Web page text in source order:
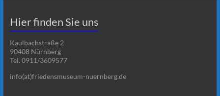
Hier finden Sie uns
Kaulbachstraße 2
90408 Nürnberg
Tel. 0911/3609577
info(at)friedensmuseum-nuernberg.de